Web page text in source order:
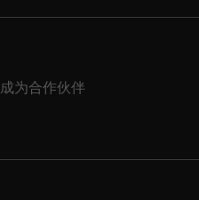
成为合作伙伴